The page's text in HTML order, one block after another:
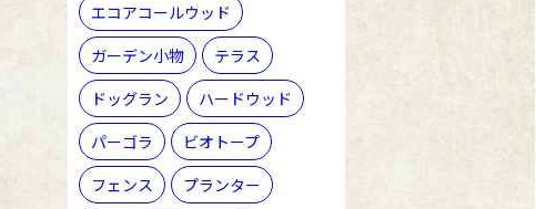
エコアコールウッド
ガーデン小物
テラス
ドッグラン
ハードウッド
パーゴラ
ビオトープ
フェンス
プランター